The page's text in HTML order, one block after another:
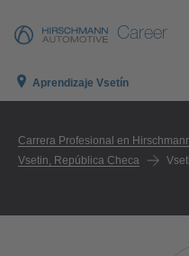
Career
Aprendizaje Vsetín
Carrera Profesional en
Vsetin, República Checa